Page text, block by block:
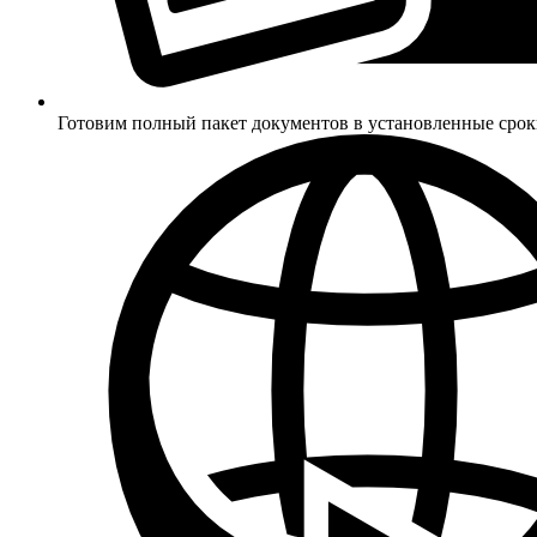
Готовим полный пакет документов в установленные